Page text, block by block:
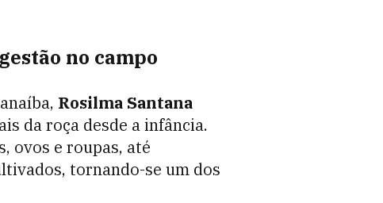
no campo
Rosilma Santana
da roça desde a infância.
ovos e roupas, até
tornando-se um dos